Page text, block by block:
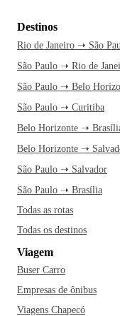
Destinos
Rio de Janeiro ➝ São
São Paulo ➝ Rio de
São Paulo ➝ Belo
São Paulo ➝ Curitiba
Belo Horizonte ➝
Belo Horizonte ➝
São Paulo ➝ Salvador
São Paulo ➝ Brasília
Todas as rotas
Todas os destinos
Viagem
Buser Carro
Empresas de ônibus
Viagens Chapecó